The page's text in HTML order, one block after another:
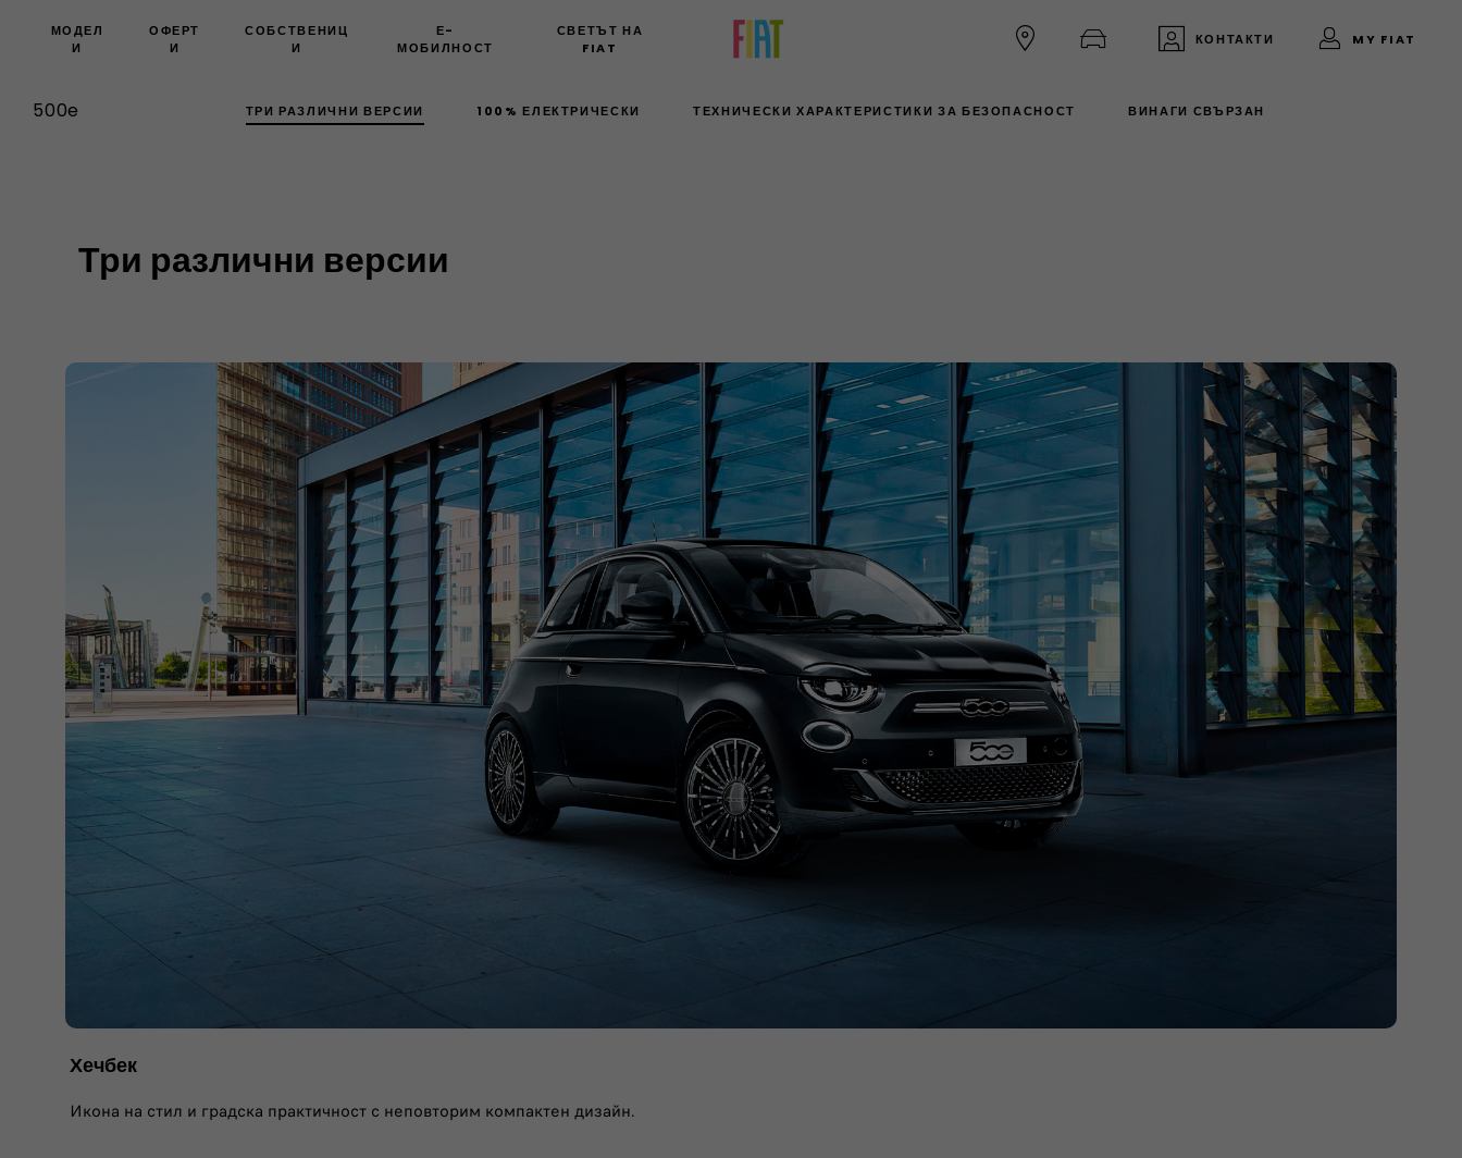
МОДЕЛ
И
ОФЕРТ
И
СОБСТВЕНИЦ
И
Е-
МОБИЛНОСТ
СВЕТЪТ НА
FIAT
КОНТАКТИ MY FIAT
500e ТРИ РАЗЛИЧНИ ВЕРСИИ 100% ЕЛЕКТРИЧЕСКИ ТЕХНИЧЕСКИ ХАРАКТЕРИСТИКИ ЗА БЕЗОПАСНОСТ ВИНАГИ СВЪРЗАН
Три различни версии
Хечбек
Икона на стил и градска практичност с неповторим компактен дизайн.